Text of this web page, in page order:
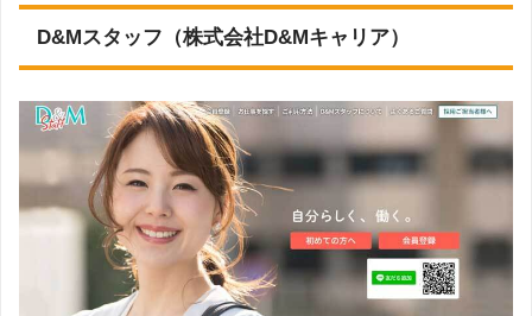
D&Mスタッフ（株式会社D&Mキャリア）